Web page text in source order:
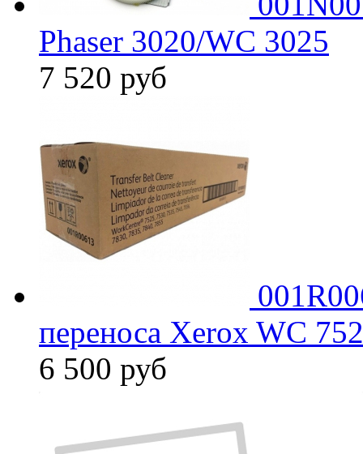
Phaser 3020/WC 3025
7 520 руб
переноса Xerox WC
6 500 руб